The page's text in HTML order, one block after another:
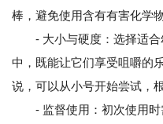
棒，避免使用含有有害化学
- 大小与硬度：选择适合
中，既能让它们享受咀嚼的
说，可以从小号开始尝试，
- 监督使用：初次使用时